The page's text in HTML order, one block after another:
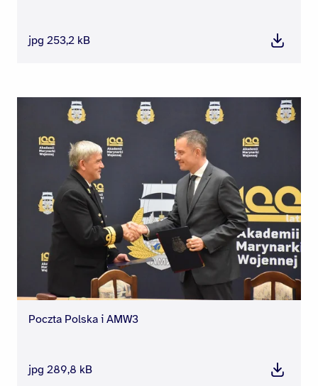
jpg 253,2 kB
Pobierz
Poczta Polska i AMW3
jpg 289,8 kB
Pobierz